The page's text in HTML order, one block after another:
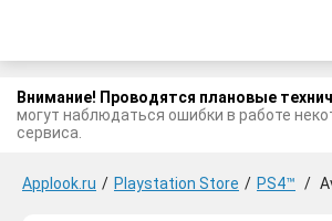
Внимание! Проводятся плановые
могут наблюдаться ошибки в работе
сервиса.
Applook.ru / Playstation Store / PS4™ /